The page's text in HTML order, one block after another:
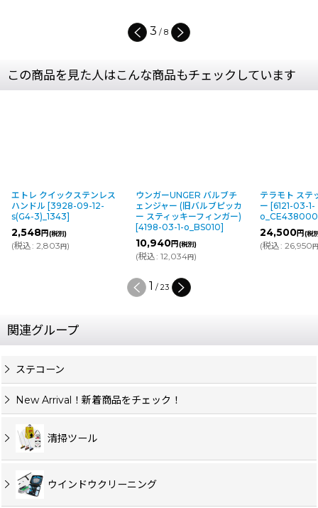
3 / 8
この商品を見た人はこんな商品もチェックしています
エトレ クイックステンレス
ハンドル [3928-09-12-
s(G4-3)_1343]
2,548円(税別)
(税込: 2,803円)
ウンガーUNGER バルブチ
ェンジャー (旧バルブピッカ
ー スティッキーフィンガー)
[4198-03-1-o_BS010]
10,940円(税別)
(税込: 12,034円)
テラモト ステ
ー [6121-03-1-
24,500円(税
(税込: 26,950
1 / 23
関連グループ
ステコーン
New Arrival！新着商品をチェック！
清掃ツール
ウインドウクリーニング